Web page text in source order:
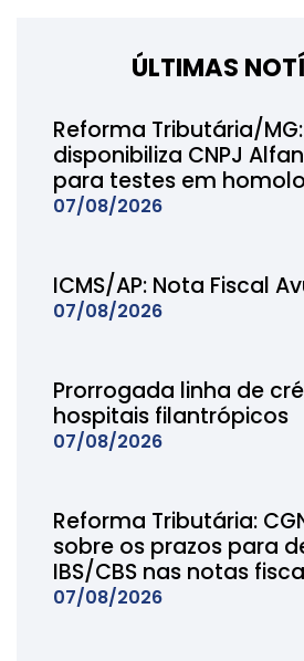
ÚLTIMAS
Reforma Tributária/
disponibiliza CNPJ
para testes em
07/08/2026
ICMS/AP: Nota Fiscal
07/08/2026
Prorrogada linha de
hospitais filantrópicos
07/08/2026
Reforma Tributária:
sobre os prazos para
IBS/CBS nas notas
07/08/2026